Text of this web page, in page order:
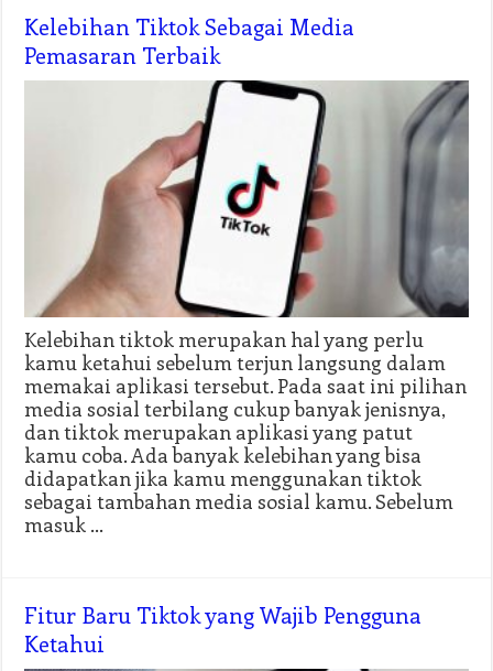
Kelebihan Tiktok Sebagai Media
Pemasaran Terbaik
Kelebihan tiktok merupakan hal yang perlu
kamu ketahui sebelum terjun langsung dalam
memakai aplikasi tersebut. Pada saat ini pilihan
media sosial terbilang cukup banyak jenisnya,
dan tiktok merupakan aplikasi yang patut
kamu coba. Ada banyak kelebihan yang bisa
didapatkan jika kamu menggunakan tiktok
sebagai tambahan media sosial kamu. Sebelum
masuk …
Fitur Baru Tiktok yang Wajib Pengguna
Ketahui